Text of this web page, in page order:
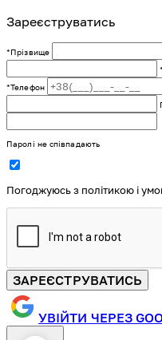
Зареєструватись
*Прізвище
*Телефон
Паролі не співпадають
Погоджуюсь з політикою і
ЗАРЕЄСТРУВАТИСЬ
УВІЙТИ ЧЕРЕЗ